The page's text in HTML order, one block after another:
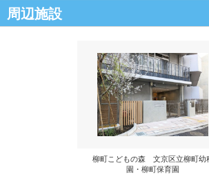
周辺施設
柳町こどもの森 文京区立柳町幼
園・柳町保育園